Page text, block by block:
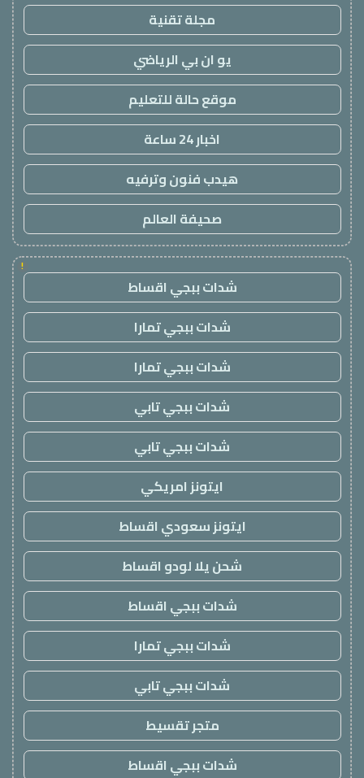
مجلة تقنية
يو ان بي الرياضي
موقع حالة للتعليم
اخبار 24 ساعة
هيدب فنون وترفيه
صحيفة العالم
!
شدات ببجي اقساط
شدات ببجي تمارا
شدات ببجي تمارا
شدات ببجي تابي
شدات ببجي تابي
ايتونز امريكي
ايتونز سعودي اقساط
شحن يلا لودو اقساط
شدات ببجي اقساط
شدات ببجي تمارا
شدات ببجي تابي
متجر تقسيط
شدات ببجي اقساط